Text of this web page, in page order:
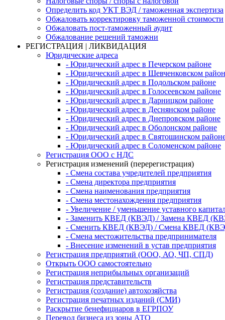
Определить код УКТ ВЭД / таможенная экспертиза
Обжаловать корректировку таможенной стоимости
Обжаловать пост-таможенный аудит
Обжалование решений таможни
РЕГИСТРАЦИЯ | ЛИКВИДАЦИЯ
Юридические адреса
- Юридический адрес в Печерском районе
- Юридический адрес в Шевченковском
- Юридический адрес в Подольском районе
- Юридический адрес в Голосеевском районе
- Юридический адрес в Дарницком районе
- Юридический адрес в Деснянском районе
- Юридический адрес в Днепровском районе
- Юридический адрес в Оболонском районе
- Юридический адрес в Святошинском
- Юридический адрес в Соломенском районе
Регистрация ООО с НДС
Регистрация изменений (перерегистрация)
- Смена состава учредителей предприятия
- Смена директора предприятия
- Смена наименования предприятия
- Смена местонахождения предприятия
- Увеличение / уменьшение уставного
- Заменить КВЕД (КВЭД) / Замена КВЕД
- Сменить КВЕД (КВЭД) / Смена КВЕД
- Смена местожительства предпринимателя
- Внесение изменений в устав предприятия
Регистрация предприятий (ООО, АО, ЧП, СПД)
Открыть ООО самостоятельно
Регистрация неприбыльных организаций
Регистрация представительств
Регистрация (создание) автохозяйства
Регистрация печатных изданий (СМИ)
Раскрытие бенефициаров в ЕГРПОУ
Перевод бизнеса из зоны АТО